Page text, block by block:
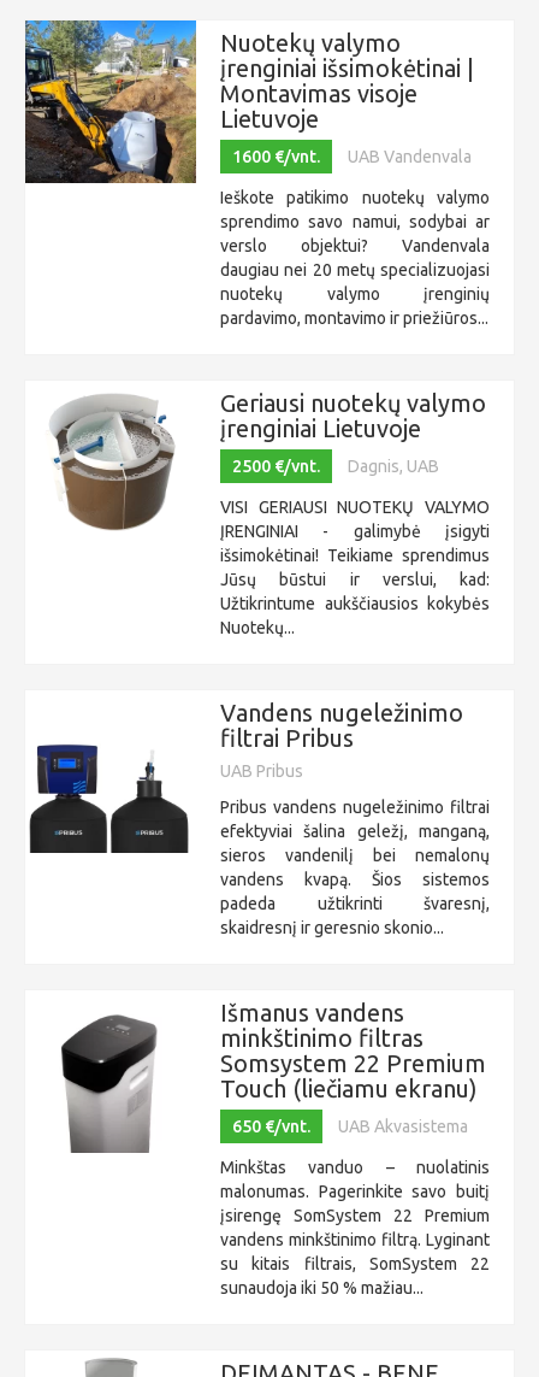
Nuotekų valymo
įrenginiai išsimokėtinai |
Montavimas visoje
Lietuvoje
1600 €/vnt. UAB Vandenvala
Ieškote patikimo nuotekų valymo
sprendimo savo namui, sodybai ar
verslo objektui? Vandenvala
daugiau nei 20 metų specializuojasi
nuotekų valymo įrenginių
pardavimo, montavimo ir priežiūros...
Geriausi nuotekų valymo
įrenginiai Lietuvoje
2500 €/vnt. Dagnis, UAB
VISI GERIAUSI NUOTEKŲ VALYMO
ĮRENGINIAI - galimybė įsigyti
išsimokėtinai! Teikiame sprendimus
Jūsų būstui ir verslui, kad:
Užtikrintume aukščiausios kokybės
Nuotekų...
Vandens nugeležinimo
filtrai Pribus
UAB Pribus
Pribus vandens nugeležinimo filtrai
efektyviai šalina geležį, manganą,
sieros vandenilį bei nemalonų
vandens kvapą. Šios sistemos
padeda užtikrinti švaresnį,
skaidresnį ir geresnio skonio...
Išmanus vandens
minkštinimo filtras
Somsystem 22 Premium
Touch (liečiamu ekranu)
650 €/vnt. UAB Akvasistema
Minkštas vanduo – nuolatinis
malonumas. Pagerinkite savo buitį
įsirengę SomSystem 22 Premium
vandens minkštinimo filtrą. Lyginant
su kitais filtrais, SomSystem 22
sunaudoja iki 50 % mažiau...